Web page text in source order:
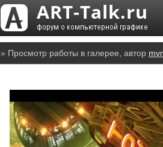
» Просмотр работы в галерее, автор